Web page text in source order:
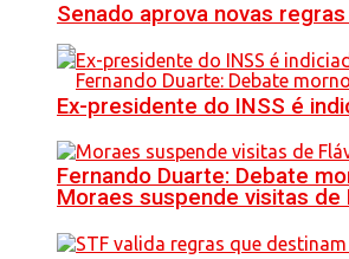
Fernando Duarte: Debate
Senado aprova novas
Ex-presidente do INSS é
Moraes suspende visitas de